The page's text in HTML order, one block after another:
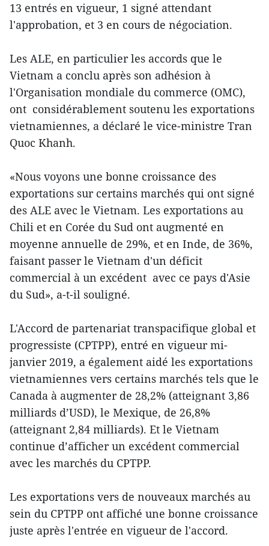
13 entrés en vigueur, 1 signé attendant
l'approbation, et 3 en cours de négociation.
Les ALE, en particulier les accords que le
Vietnam a conclu après son adhésion à
l'Organisation mondiale du commerce (OMC),
ont considérablement soutenu les exportations
vietnamiennes, a déclaré le vice-ministre Tran
Quoc Khanh.
«Nous voyons une bonne croissance des
exportations sur certains marchés qui ont signé
des ALE avec le Vietnam. Les exportations au
Chili et en Corée du Sud ont augmenté en
moyenne annuelle de 29%, et en Inde, de 36%,
faisant passer le Vietnam d'un déficit
commercial à un excédent avec ce pays d'Asie
du Sud», a-t-il souligné.
L'Accord de partenariat transpacifique global et
progressiste (CPTPP), entré en vigueur mi-
janvier 2019, a également aidé les exportations
vietnamiennes vers certains marchés tels que le
Canada à augmenter de 28,2% (atteignant 3,86
milliards d’USD), le Mexique, de 26,8%
(atteignant 2,84 milliards). Et le Vietnam
continue d’afficher un excédent commercial
avec les marchés du CPTPP.
Les exportations vers de nouveaux marchés au
sein du CPTPP ont affiché une bonne croissance
juste après l'entrée en vigueur de l'accord.